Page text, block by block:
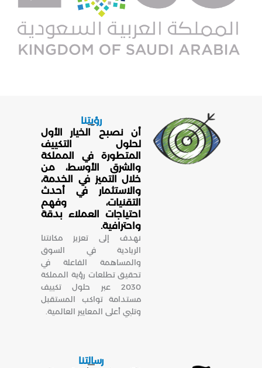
رؤيتنا
أن نصبح الخيار الأول
لحلول التكييف
المتطورة في المملكة
والشرق الأوسط، من
خلال التميز في الخدمة،
والاستثمار في أحدث
التقنيات، وفهم
احتياجات العملاء بدقة
واحترافية.
نهدف إلى تعزيز مكانتنا
الريادية في السوق
والمساهمة الفاعلة في
تحقيق تطلعات رؤية المملكة
2030 عبر حلول تكييف
مستدامة تواكب المستقبل
وتلبي أعلى المعايير العالمية.
رسالتنا